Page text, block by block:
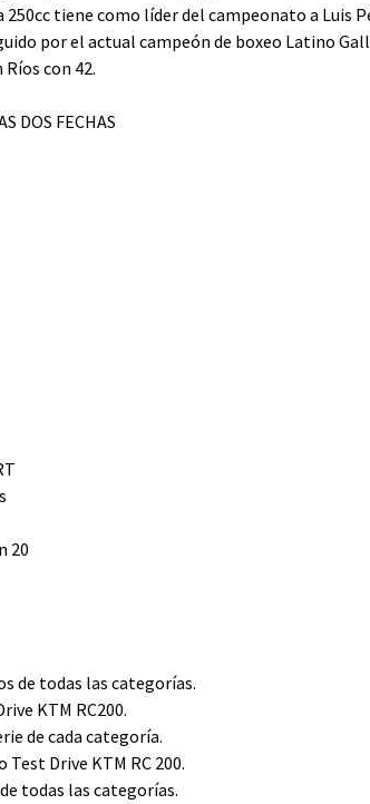
tiene como líder del campeonato a Luis
por el actual campeón de boxeo Latino
con 42.
DOS FECHAS
20
de todas las categorías.
KTM RC200.
de cada categoría.
Test Drive KTM RC 200.
todas las categorías.